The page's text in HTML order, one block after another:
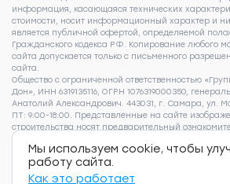
информация, касающаяся технических
стоимости, носит информационный характер и
является публичной офертой, определяемой
Гражданского кодекса РФ. Копирование любого
сайта допускается только с письменного
сайта.
Общество с ограниченной ответственностью
Дон», ИНН 6319135116, ОГРН 1076319000350,
Анатолий Александрович. 443031, г. Самара, ул.
ПТ: 9:00-18:00. Представленные на сайте
строительства носят предварительный
отличаться от фактических проектных решений,
застройщиком. Для получения подробной
стоимости указанных на сайте квартир,
телефону 8 (800) 505 93 22.Согласие на
Мы используем cookie, чтобы
работу сайта.
Как это работает